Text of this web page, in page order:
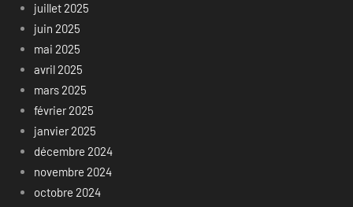
juillet 2025
juin 2025
mai 2025
avril 2025
mars 2025
février 2025
janvier 2025
décembre 2024
novembre 2024
octobre 2024